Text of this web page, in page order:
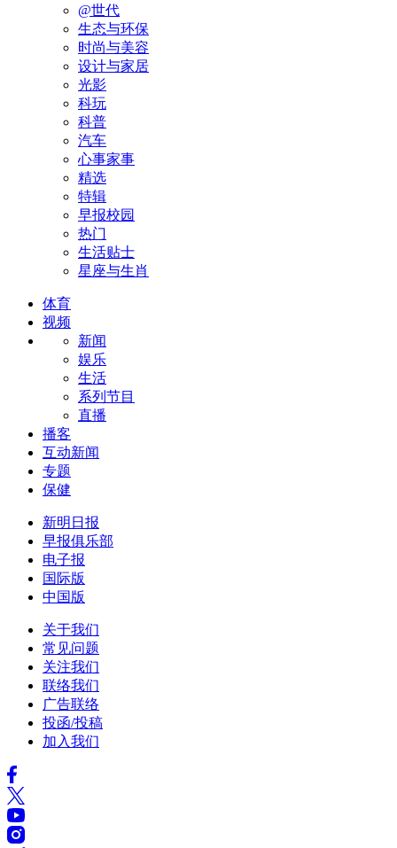
@世代
生态与环保
时尚与美容
设计与家居
光影
科玩
科普
汽车
心事家事
精选
特辑
早报校园
热门
生活贴士
星座与生肖
体育
视频
新闻
娱乐
生活
系列节目
直播
播客
互动新闻
专题
保健
新明日报
早报俱乐部
电子报
国际版
中国版
关于我们
常见问题
关注我们
联络我们
广告联络
投函/投稿
加入我们